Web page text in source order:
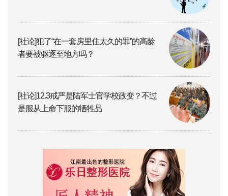
[社论]犯了“在一套房里住太久的罪”的高龄
者要被驱逐至地方吗？
[社论]12.3戒严是陆军士官学校政变？不过
是服从上命下服的牺牲品